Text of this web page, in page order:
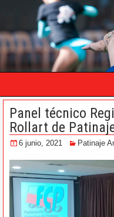
Panel técnico
Rollart de
6 junio, 2021 Patinaje